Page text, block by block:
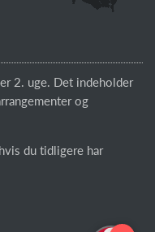
2. uge. Det indeholder
og
du tidligere har